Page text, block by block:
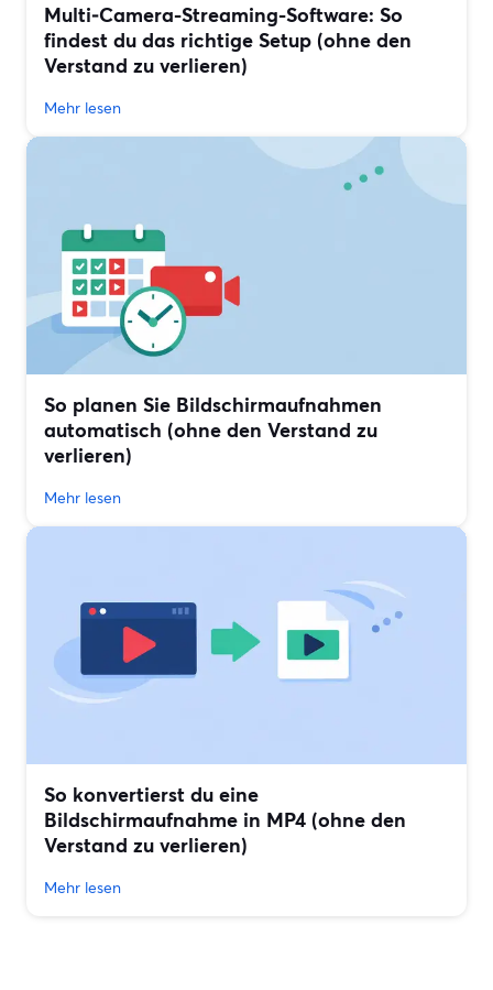
Multi‑Camera-Streaming-Software: So
findest du das richtige Setup (ohne den
Verstand zu verlieren)
Mehr lesen
So planen Sie Bildschirmaufnahmen
automatisch (ohne den Verstand zu
verlieren)
Mehr lesen
So konvertierst du eine
Bildschirmaufnahme in MP4 (ohne den
Verstand zu verlieren)
Mehr lesen